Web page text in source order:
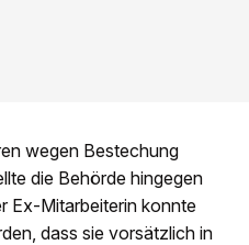
wegen Bestechung
die Behörde hingegen
Ex-Mitarbeiterin konnte
dass sie vorsätzlich in